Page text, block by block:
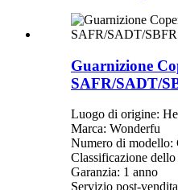
Guarnizione
SAFR/SADT/
Luogo di origine:
Marca: Wonderfu
Numero di
Classificazione
Garanzia: 1 anno
Servizio post-